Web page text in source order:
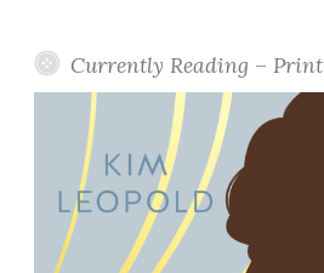
Currently Reading – Print